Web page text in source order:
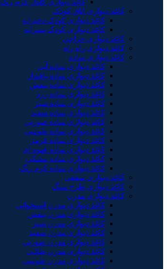
کاغذ دیواری اتاق کودک
کاغذ دیواری کودک دخترانه
کاغذ دیواری کودک پسرانه
کاغذ دیواری حراجی
کاغذ دیواری راه راه
کاغذ دیواری ساده
کاغذ دیواری ساده آبی
کاغذ دیواری ساده بافتدار
کاغذ دیواری ساده بنفش
کاغذ دیواری ساده زرد
کاغذ دیواری ساده سبز
کاغذ دیواری ساده سفید
کاغذ دیواری ساده صورتی
کاغذ دیواری ساده طوسی
کاغذ دیواری ساده قرمز
کاغذ دیواری ساده قهوه ای
کاغذ دیواری ساده مشکی
کاغذ دیواری ساده کرم رنگ
کاغذ دیواری سقفی
کاغذ دیواری طرح سنگ
کاغذ دیواری مدرن
کاغذ دیواری مدرن استخوانی
کاغذ دیواری مدرن بنفش
کاغذ دیواری مدرن سبز
کاغذ دیواری مدرن سفید
کاغذ دیواری مدرن صورتی
کاغذ دیواری مدرن طلایی
کاغذ دیواری مدرن طوسی